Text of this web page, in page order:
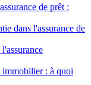
de prêt :
dans l'assurance de
immobilier : à quoi